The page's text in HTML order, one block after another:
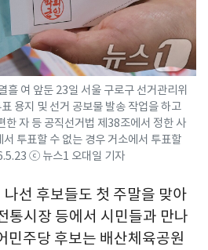
흘 여 앞둔 23일 서울 구로구 선거관리위
용지 및 선거 공보물 발송 작업을 하고
한 자 등 공직선거법 제38조에서 정한 사
투표할 수 없는 경우 거소에서 투표할
ⓒ 뉴스1 오대일 기자
선 후보들도 첫 주말을 맞아
통시장 등에서 시민들과 만나
민주당 후보는 배산체육공원